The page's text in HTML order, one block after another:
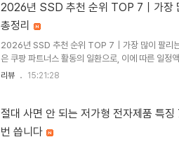
2026년 SSD 추천 순위 TOP 7｜가장
총정리
2026년 SSD 추천 순위 TOP 7｜가장 많이 팔리
은 쿠팡 파트너스 활동의 일환으로, 이에 따른 일정
그레이드할 때 체감 성능을 크게 좌우하는 부품 중
락으로 SSD 가격도 빠르게 내려갔지만, 최근에는
가 증가하면서 SSD 가격 역시 상승 압력을 받고
2026년 들어 NAND 관련 가격 상승이 확인되고 있
리뷰 15:21:28
절대 사면 안 되는 저가형 전자제품 특
번 씁니다